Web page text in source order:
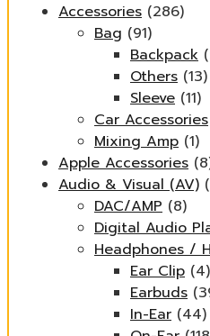
Accessories (286)
Bag (91)
Backpack
Others (13)
Sleeve (11)
Car Accessories
Mixing Amp (1)
Apple Accessories
Audio & Visual (AV)
DAC/AMP (8)
Digital Audio
Headphones /
Ear Clip (4)
Earbuds
In-Ear (44)